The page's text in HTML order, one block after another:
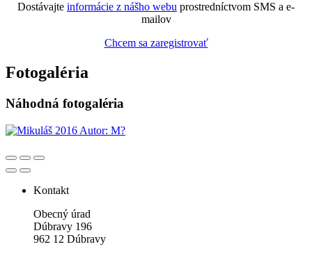
Dostávajte informácie z nášho webu prostredníctvom SMS a e-
mailov
Chcem sa zaregistrovať
Fotogaléria
Náhodná fotogaléria
Kontakt
Obecný úrad
Dúbravy 196
962 12 Dúbravy